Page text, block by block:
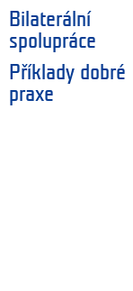
Bilaterální
spolupráce
Příklady dobré
praxe